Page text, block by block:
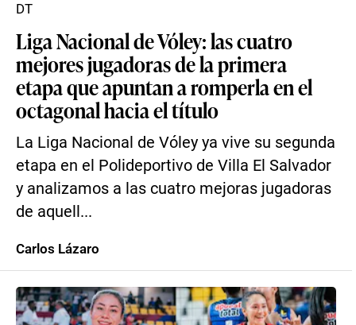
Liga Nacional de Vóley: las cuatro
mejores jugadoras de la primera
etapa que apuntan a romperla en el
octagonal hacia el título
La Liga Nacional de Vóley ya vive su segunda
etapa en el Polideportivo de Villa El Salvador
y analizamos a las cuatro mejoras jugadoras
de aquell...
DT
Carlos Lázaro